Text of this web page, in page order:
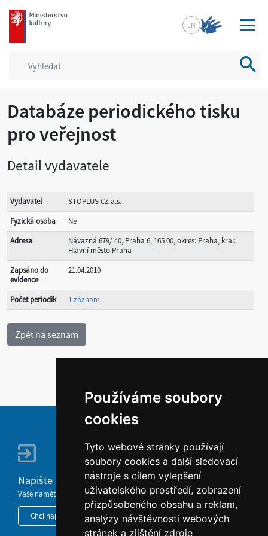
Používáme soubory
cookies
Tyto webové stránky používají
soubory cookies a další sledovací
nástroje s cílem vylepšení
uživatelského prostředí, zobrazení
přizpůsobeného obsahu a reklam,
analýzy návštěvnosti webových
stránek a zjištění zdroje
mkcr.cz
EN
Databáze periodického tisku
pro veřejnost
Detail vydavatele
Vydavatel
STOPLUS CZ a.s.
Fyzická osoba
Ne
Adresa
Návazná 679/ 40, Praha 6, 165 00, okres: Praha, kraj:
Hlavní město Praha
Zapsáno do
evidence
21.04.2010
Počet periodik 1 záznam
Napište nám
Vaše náměty, komentáře, připomínky a dotazy nezůstanou bez odezvy.
Chci napsat MKČR